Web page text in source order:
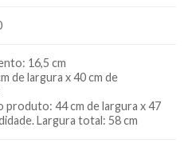
16,5 cm
de largura x 40 cm de
produto: 44 cm de largura x 47
Largura total: 58 cm